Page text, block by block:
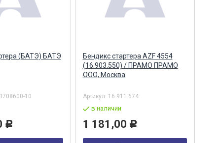
(БАТЭ) БАТЭ
10
Р
Бендикс стартера AZF 4554
(16.903.550) / ПРАМО ПРАМО
ООО, Москва
Артикул: 16.911.674
в наличии
1 181,00 Р